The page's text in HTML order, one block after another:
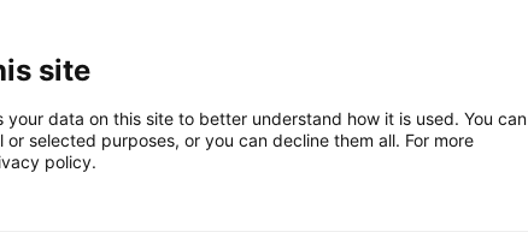
site
your data on this site to better understand how it is used. You can
selected purposes, or you can decline them all. For more
policy.